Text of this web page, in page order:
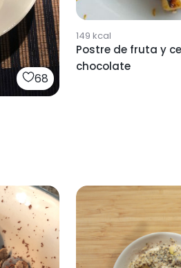
68
149 kcal
Postre de fruta y
chocolate